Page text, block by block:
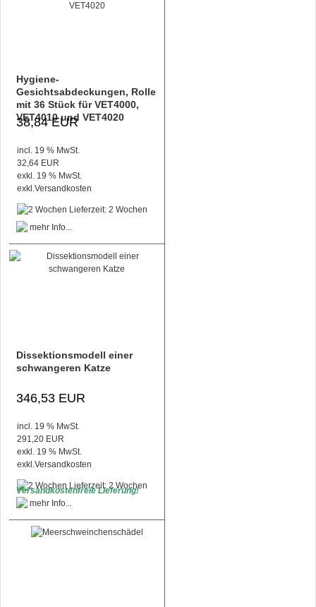
Hygiene-
Gesichtsabdeckungen, Rolle
mit 36 Stück für VET4000,
VET4010 und VET4020
38,84 EUR
incl. 19 % MwSt.
32,64 EUR
exkl. 19 % MwSt.
exkl.Versandkosten
Lieferzeit: 2 Wochen
Dissektionsmodell einer
schwangeren Katze
346,53 EUR
incl. 19 % MwSt.
291,20 EUR
exkl. 19 % MwSt.
exkl.Versandkosten
Lieferzeit: 2 Wochen
Versandkostenfreie Lieferung!